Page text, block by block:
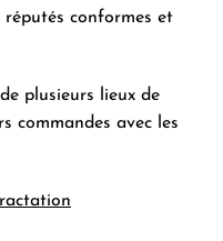
conformes et
plusieurs lieux de
commandes avec les